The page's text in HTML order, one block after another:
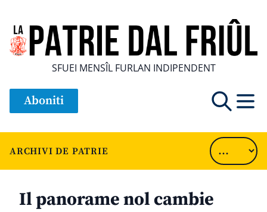
SFUEI MENSÎL FURLAN INDIPENDENT
Aboniti
ARCHIVI DE PATRIE
Il panorame nol cambie